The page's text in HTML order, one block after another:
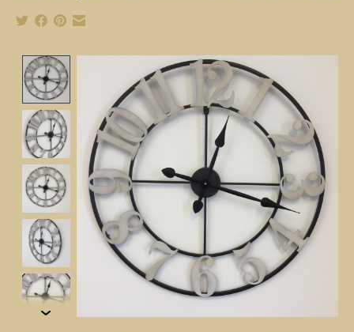
Product image slideshow Items